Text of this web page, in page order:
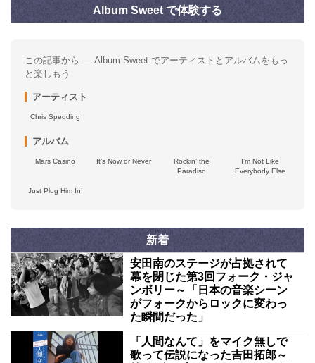
Album Sweet で体験する
この記事から — Album Sweet でアーティストとアルバムをもっ
と楽しもう
アーティスト
Chris Spedding
アルバム
Mars Casino It’s Now or Never
Rockin’ the
Paradiso
I’m Not Like
Everybody Else
Just Plug Him In!
新着
安田南のステージが占拠されて
幕を閉じた第3回フォーク・ジャ
ンボリー～「日本の音楽シーン
がフォークからロックに変わっ
た瞬間だった」
「人間なんて」をマイク無しで
歌って伝説になった吉田拓郎～